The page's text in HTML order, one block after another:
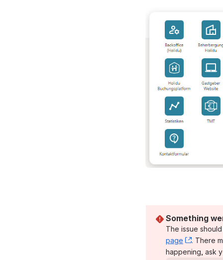
Something
The issue
page
, (opens
. There
happening, ask